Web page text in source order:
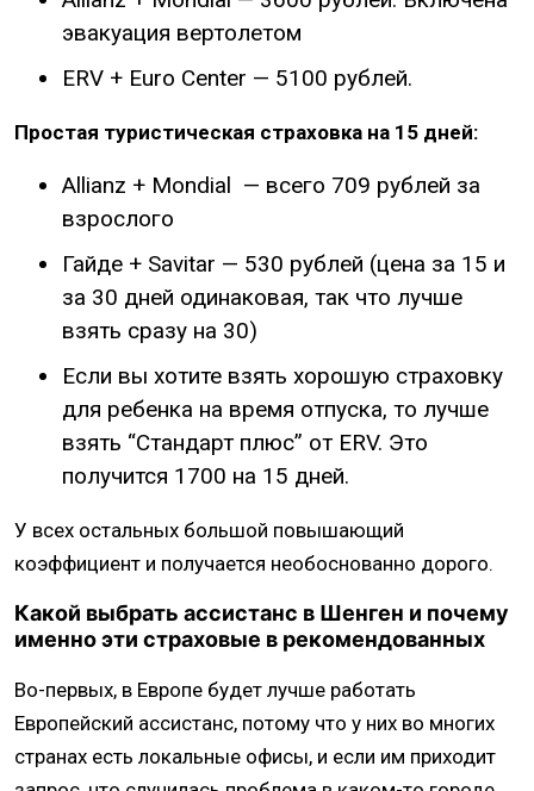
эвакуация вертолетом
ERV + Euro Center — 5100 рублей.
Простая туристическая страховка на 15 дней:
Allianz + Mondial — всего 709 рублей за
взрослого
Гайде + Savitar — 530 рублей (цена за 15 и
за 30 дней одинаковая, так что лучше
взять сразу на 30)
Если вы хотите взять хорошую страховку
для ребенка на время отпуска, то лучше
взять “Стандарт плюс” от ERV. Это
получится 1700 на 15 дней.
У всех остальных большой повышающий
коэффициент и получается необоснованно дорого.
Какой выбрать ассистанс в Шенген и почему
именно эти страховые в рекомендованных
Во-первых, в Европе будет лучше работать
Европейский ассистанс, потому что у них во многих
странах есть локальные офисы, и если им приходит